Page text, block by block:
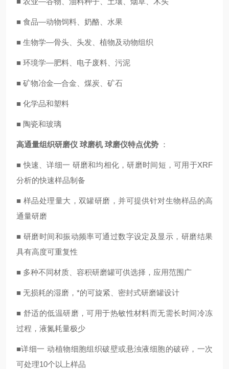
■ 食品—动物饲料、奶酪、水果
■ 生物学—骨头、头发、植物及动物组织
■ 环境学—肥料、电子废料、污泥
■ 矿物冶金—合金、煤炭、矿石
■ 化学品和塑料
■ 陶瓷和玻璃
高通量组织研磨仪 球磨机 球磨仪特点优势 ：
■ 快速、详细一 研磨和均相化，研磨时间短，可用于XRF
分析的快速样品制备
■ 样品处理量大，双罐研磨，并可提供针对生物样品的高
通量研磨
■ 研磨时间和振动频率可通过数字设定及显示，研磨结果
具有高度可重复性
■ 多种不同材质、容积研磨罐可供选择，应用范围广
■ 无损耗的湿磨，*的可旋紧、密封式研磨罐设计
■ 舒适的低温研磨，可用于热敏性材料而无需长时间冷冻
过程，液氮耗量极少
■详细一 动植物细胞组织破壁或悬浊液细胞的破碎，一次
可处理10个以上样品